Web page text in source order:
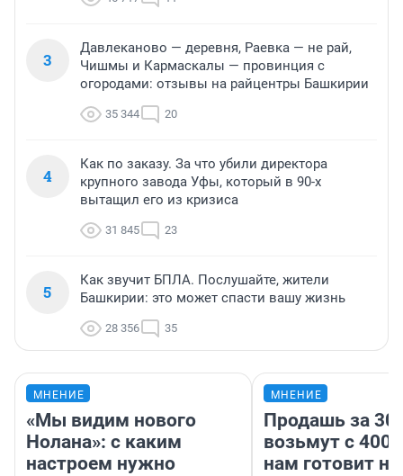
3
Давлеканово — деревня, Раевка — не рай,
Чишмы и Кармаскалы — провинция с
огородами: отзывы на райцентры Башкирии
35 344 20
4
Как по заказу. За что убили директора
крупного завода Уфы, который в 90-х
вытащил его из кризиса
31 845 23
5
Как звучит БПЛА. Послушайте, жители
Башкирии: это может спасти вашу жизнь
28 356 35
МНЕНИЕ
«Мы видим нового
Нолана»: с каким
настроем нужно
МНЕНИЕ
Продашь за
возьмут с
нам готовит